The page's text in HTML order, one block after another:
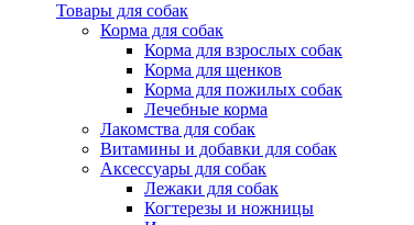
Товары для собак
Корма для собак
Корма для взрослых собак
Корма для щенков
Корма для пожилых собак
Лечебные корма
Лакомства для собак
Витамины и добавки для собак
Аксессуары для собак
Лежаки для собак
Когтерезы и ножницы